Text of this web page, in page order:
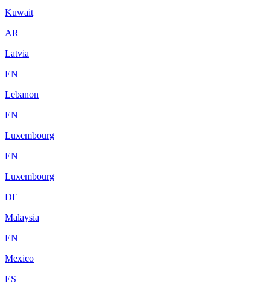
Kuwait
AR
Latvia
EN
Lebanon
EN
Luxembourg
EN
Luxembourg
DE
Malaysia
EN
Mexico
ES